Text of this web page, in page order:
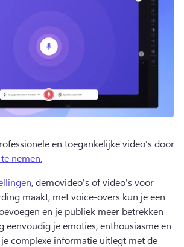
nemen.
, demovideo's of video's voor
maakt, met voice-overs kun je een
en je publiek meer betrekken
eenvoudig je emoties, enthousiasme en
complexe informatie uitlegt met de